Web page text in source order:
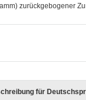
zurückgebogener
für